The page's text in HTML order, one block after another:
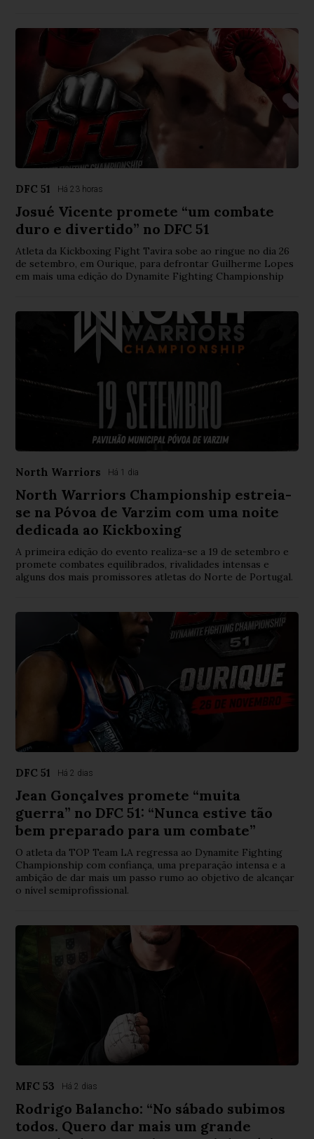
DFC 51 Há 23 horas
Josué Vicente promete “um combate
duro e divertido” no DFC 51
Atleta da Kickboxing Fight Tavira sobe ao ringue no dia 26
de setembro, em Ourique, para defrontar Guilherme Lopes
em mais uma edição do Dynamite Fighting Championship
North Warriors Há 1 dia
North Warriors Championship estreia-
se na Póvoa de Varzim com uma noite
dedicada ao Kickboxing
A primeira edição do evento realiza-se a 19 de setembro e
promete combates equilibrados, rivalidades intensas e
alguns dos mais promissores atletas do Norte de Portugal.
DFC 51 Há 2 dias
Jean Gonçalves promete “muita
guerra” no DFC 51: “Nunca estive tão
bem preparado para um combate”
O atleta da TOP Team LA regressa ao Dynamite Fighting
Championship com confiança, uma preparação intensa e a
ambição de dar mais um passo rumo ao objetivo de alcançar
o nível semiprofissional.
MFC 53 Há 2 dias
Rodrigo Balancho: “No sábado subimos
todos. Quero dar mais um grande